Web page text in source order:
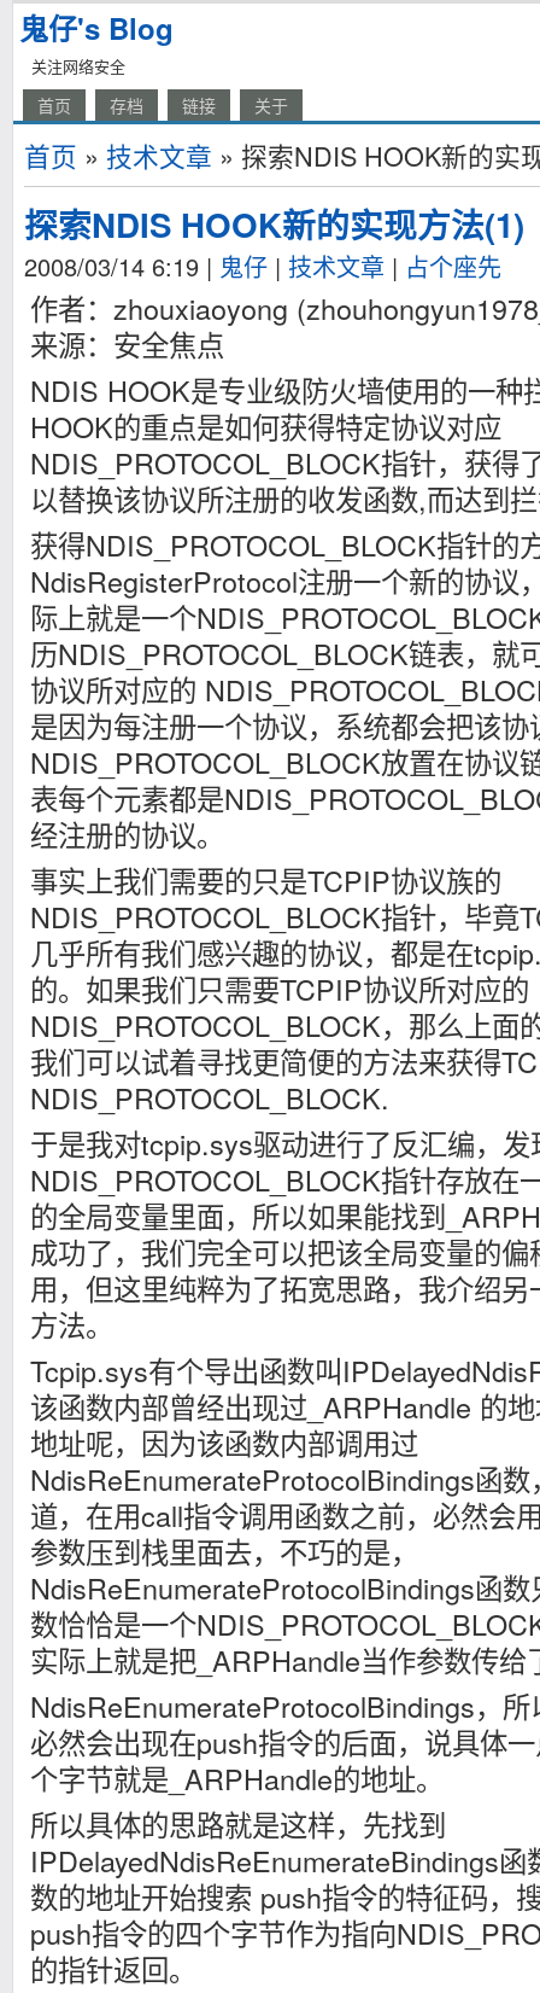
鬼仔's Blog
关注网络安全
首页 存档 链接 关于
首页 » 技术文章 » 探索NDIS HOOK新的实
探索NDIS HOOK新的实现方法(1)
2008/03/14 6:19 | 鬼仔 | 技术文章 | 占个座先
作者：zhouxiaoyong
来源：安全焦点
NDIS HOOK是专业级防火墙使用的一种
HOOK的重点是如何获得特定协议对应
NDIS_PROTOCOL_BLOCK指针，获得
以替换该协议所注册的收发函数,而达到
获得NDIS_PROTOCOL_BLOCK指针的
NdisRegisterProtocol注册一个新的协议
际上就是一个
历NDIS_PROTOCOL_BLOCK链表，就
协议所对应的
是因为每注册一个协议，系统都会把该协
NDIS_PROTOCOL_BLOCK放置在协议
表每个元素都是
经注册的协议。
事实上我们需要的只是TCPIP协议族的
NDIS_PROTOCOL_BLOCK指针，毕竟
几乎所有我们感兴趣的协议，都是在
的。如果我们只需要TCPIP协议所对应的
NDIS_PROTOCOL_BLOCK，那么上面
我们可以试着寻找更简便的方法来获得
NDIS_PROTOCOL_BLOCK.
于是我对tcpip.sys驱动进行了反汇编，发
NDIS_PROTOCOL_BLOCK指针存放在
的全局变量里面，所以如果能找到
成功了，我们完全可以把该全局变量的
用，但这里纯粹为了拓宽思路，我介绍
方法。
Tcpip.sys有个导出函数叫
该函数内部曾经出现过_ARPHandle 的
地址呢，因为该函数内部调用过
NdisReEnumerateProtocolBindings函
道，在用call指令调用函数之前，必然会
参数压到栈里面去，不巧的是，
NdisReEnumerateProtocolBindings函
数恰恰是一个
实际上就是把_ARPHandle当作参数传给
NdisReEnumerateProtocolBindings，
必然会出现在push指令的后面，说具体
个字节就是_ARPHandle的地址。
所以具体的思路就是这样，先找到
IPDelayedNdisReEnumerateBindings函
数的地址开始搜索 push指令的特征码，
push指令的四个字节作为指向
的指针返回。